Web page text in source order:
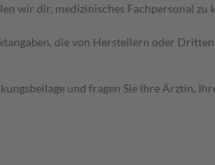
wir dir, medizinisches Fachpersonal zu
die von Herstellern oder
und fragen Sie Ihre Ärztin,